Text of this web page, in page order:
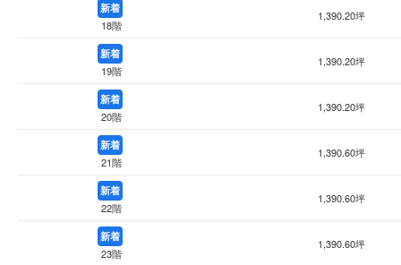
新着
18階
1,390.20坪
新着
19階
1,390.20坪
新着
20階
1,390.20坪
新着
21階
1,390.60坪
新着
22階
1,390.60坪
新着
23階
1,390.60坪